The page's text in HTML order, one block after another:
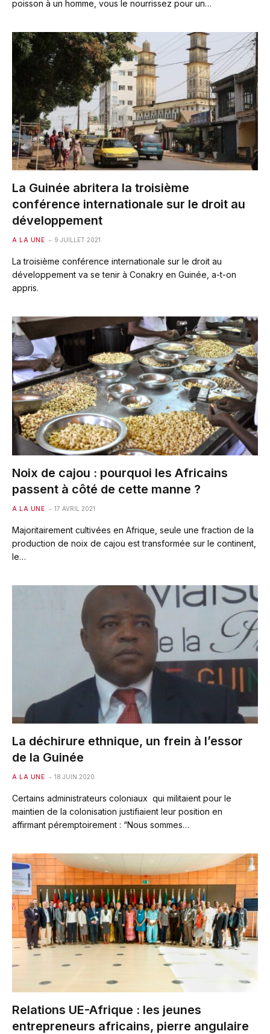
poisson à un homme, vous le nourrissez pour un…
La Guinée abritera la troisième
conférence internationale sur le droit au
développement
A LA UNE 9 JUILLET 2021
La troisième conférence internationale sur le droit au
développement va se tenir à Conakry en Guinée, a-t-on
appris.
Noix de cajou : pourquoi les Africains
passent à côté de cette manne ?
A LA UNE 17 AVRIL 2021
Majoritairement cultivées en Afrique, seule une fraction de la
production de noix de cajou est transformée sur le continent,
le…
La déchirure ethnique, un frein à l’essor
de la Guinée
A LA UNE 18 JUIN 2020
Certains administrateurs coloniaux qui militaient pour le
maintien de la colonisation justifiaient leur position en
affirmant péremptoirement : “Nous sommes…
Relations UE-Afrique : les jeunes
entrepreneurs africains, pierre angulaire